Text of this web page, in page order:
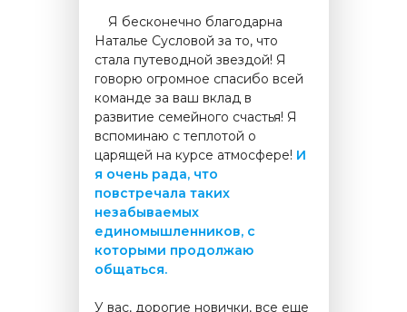
Я бесконечно благодарна
Наталье Сусловой за то, что
стала путеводной звездой! Я
говорю огромное спасибо всей
команде за ваш вклад в
развитие семейного счастья! Я
вспоминаю с теплотой о
царящей на курсе атмосфере! И
я очень рада, что
повстречала таких
незабываемых
единомышленников, с
которыми продолжаю
общаться.
У вас, дорогие новички, все еще